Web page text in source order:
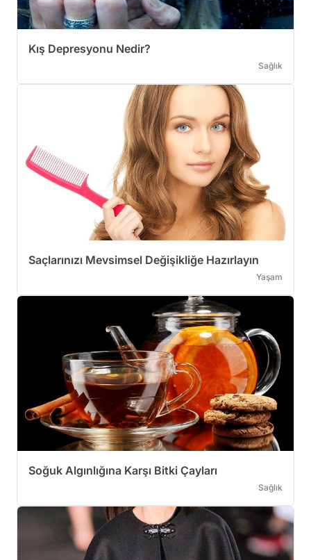
Kış Depresyonu Nedir?
Sağlık
Saçlarınızı Mevsimsel Değişikliğe Hazırlayın
Yaşam
Soğuk Algınlığına Karşı Bitki Çayları
Sağlık